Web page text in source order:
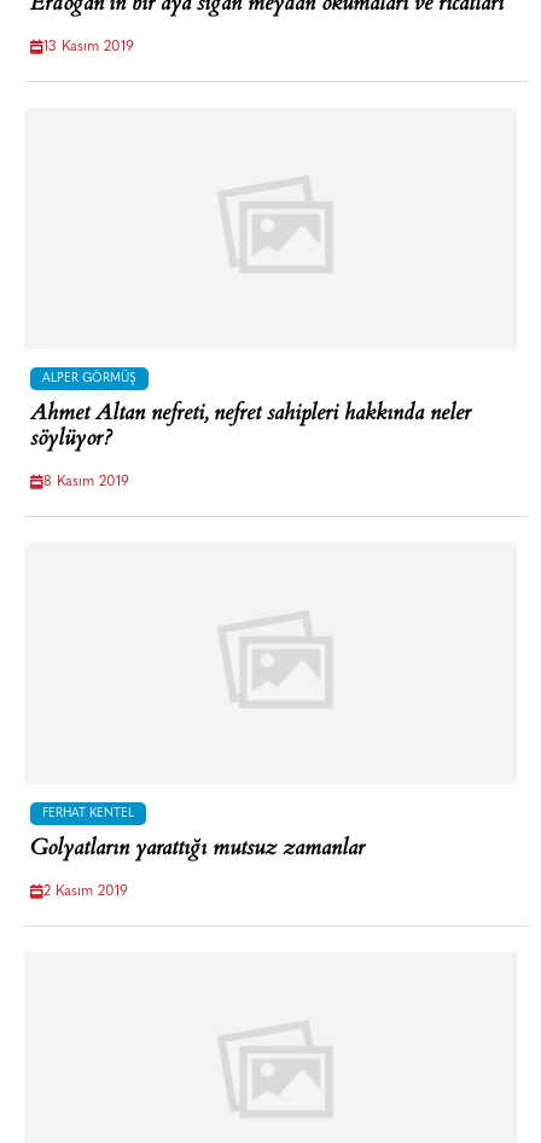
13 Kasım 2019
ALPER GÖRMÜŞ
Ahmet Altan nefreti, nefret sahipleri hakkında neler
söylüyor?
8 Kasım 2019
FERHAT KENTEL
Golyatların yarattığı mutsuz zamanlar
2 Kasım 2019